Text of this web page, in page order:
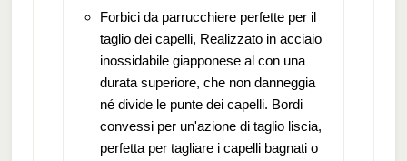
Forbici da parrucchiere perfette per il
taglio dei capelli, Realizzato in acciaio
inossidabile giapponese al con una
durata superiore, che non danneggia
né divide le punte dei capelli. Bordi
convessi per un'azione di taglio liscia,
perfetta per tagliare i capelli bagnati o